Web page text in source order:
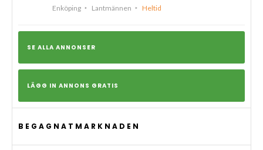
Enköping Lantmännen Heltid
SE ALLA ANNONSER
LÄGG IN ANNONS GRATIS
BEGAGNATMARKNADEN